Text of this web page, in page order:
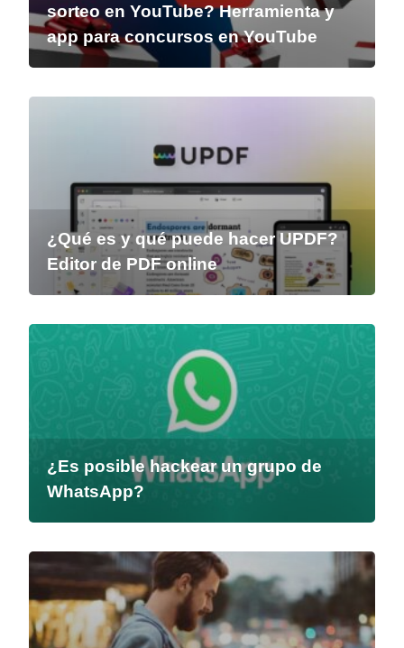
sorteo en YouTube? Herramienta y
app para concursos en YouTube
¿Qué es y qué puede hacer UPDF?
Editor de PDF online
¿Es posible hackear un grupo de
WhatsApp?